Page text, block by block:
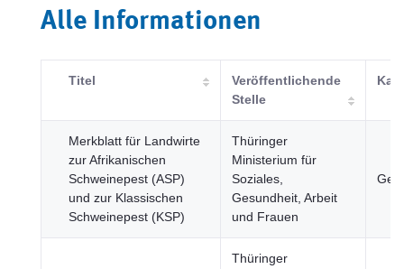
Alle Informationen
Titel
Veröffentlichende
Stelle
Merkblatt für Landwirte
zur Afrikanischen
Schweinepest (ASP)
und zur Klassischen
Schweinepest (KSP)
Thüringer
Ministerium für
Soziales,
Gesundheit, Arbeit
und Frauen
Thüringer